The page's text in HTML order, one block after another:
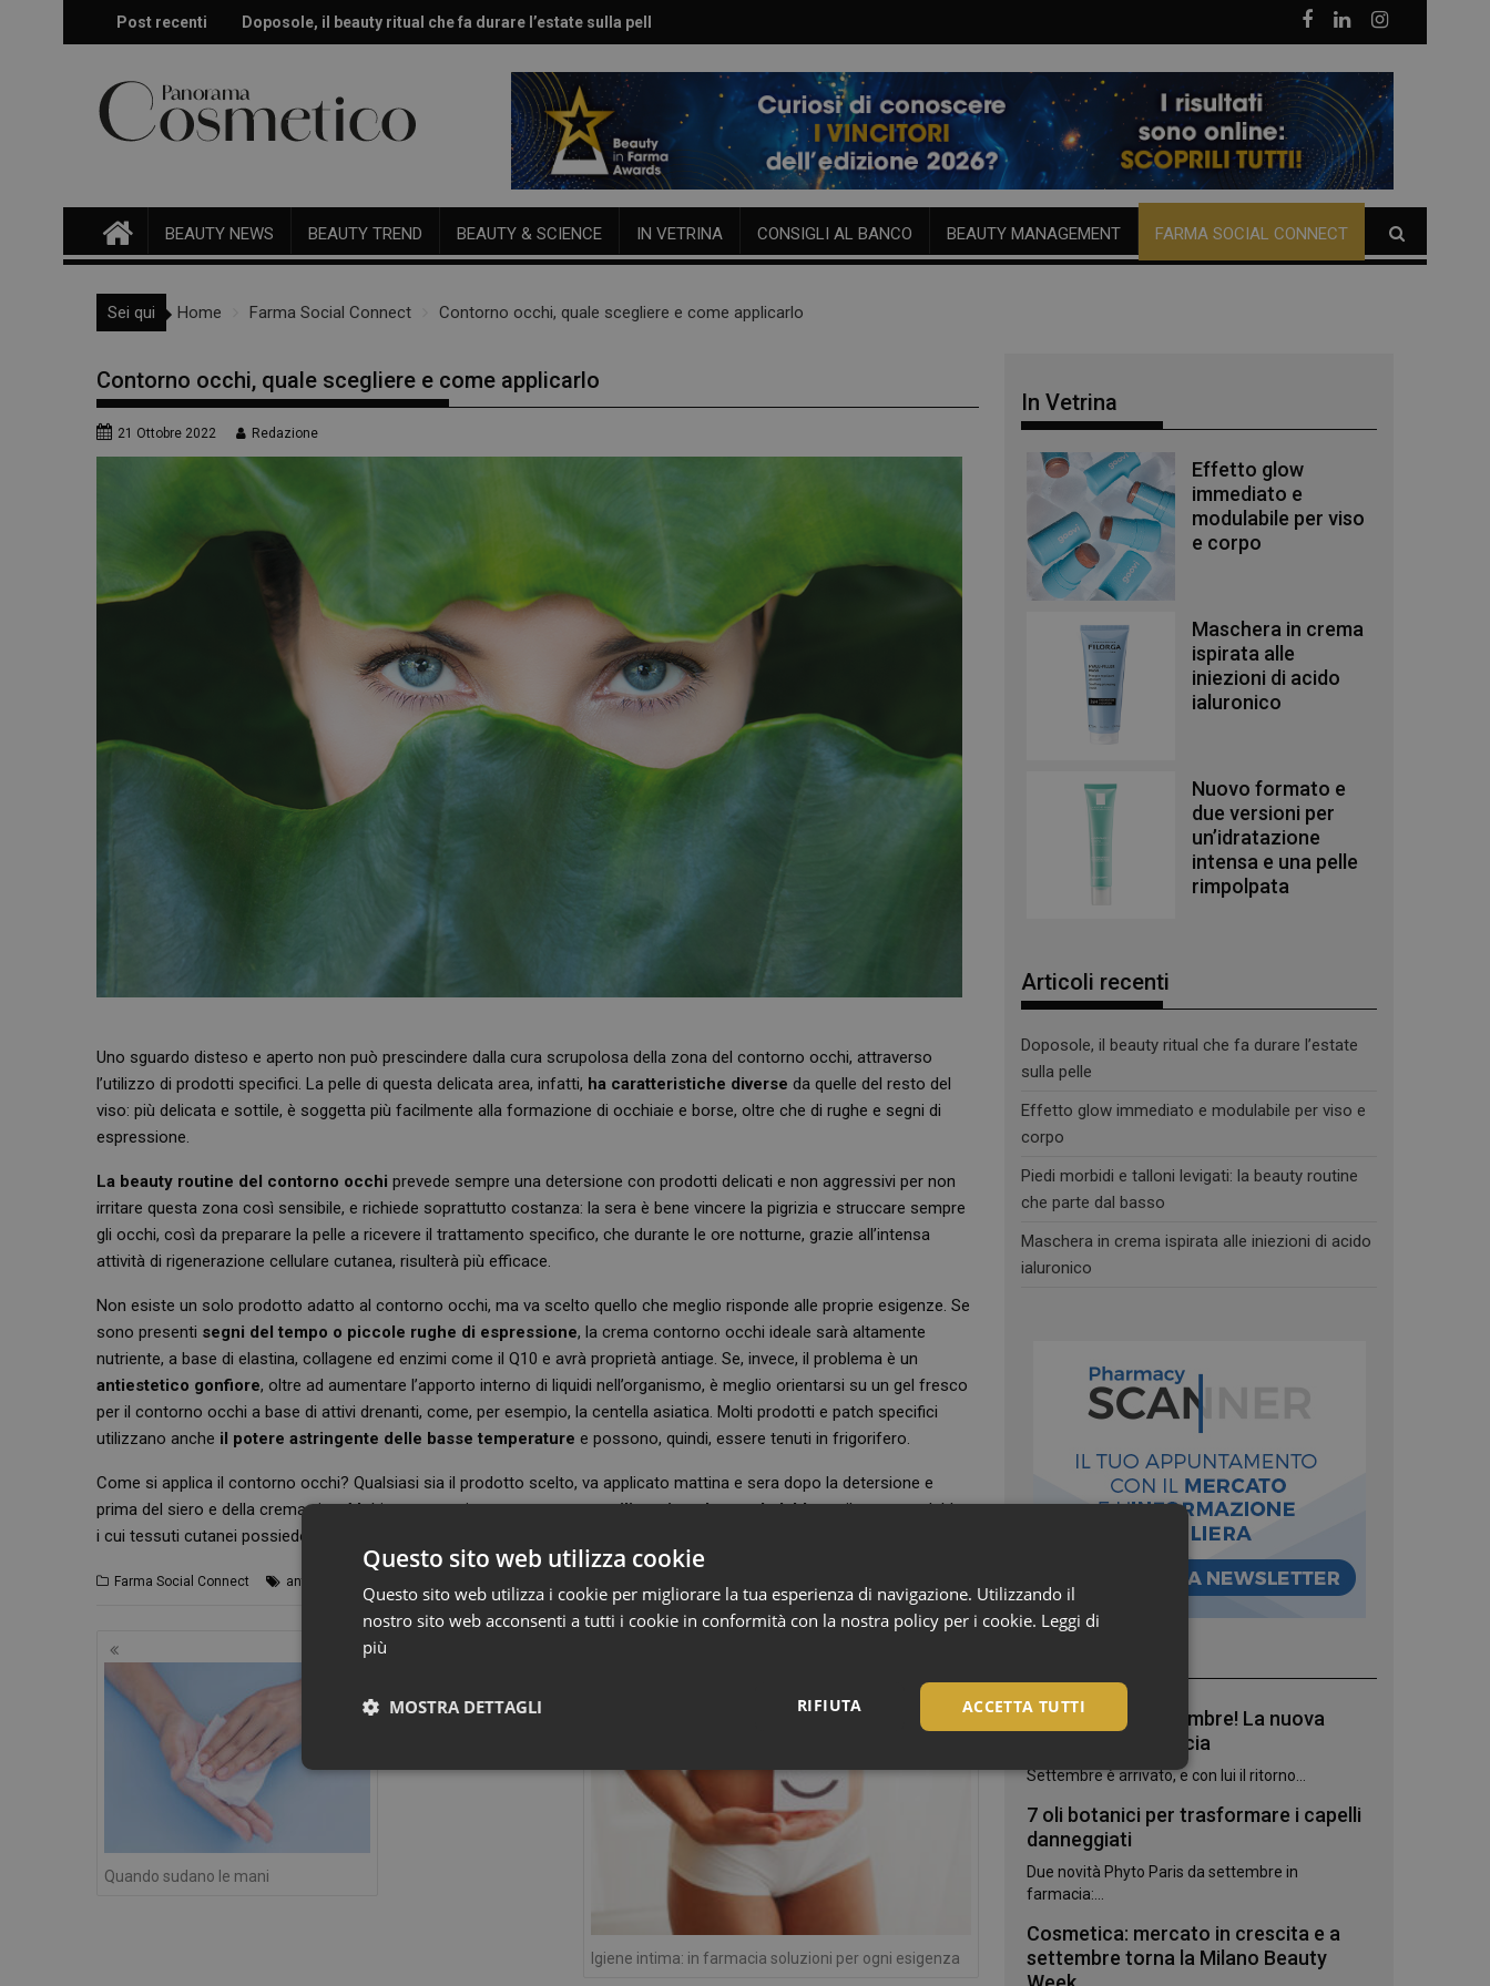
Post recenti Doposole, il beauty ritual che fa durare l’estate sulla pelle
Effetto glow immediato e modulabile per viso e corpo
BEAUTY NEWS BEAUTY TREND BEAUTY & SCIENCE IN VETRINA CONSIGLI AL BANCO BEAUTY MANAGEMENT FARMA SOCIAL CONNECT
Sei qui Home Farma Social Connect Contorno occhi, quale scegliere e come applicarlo
Contorno occhi, quale scegliere e come applicarlo
21 Ottobre 2022 Redazione
Uno sguardo disteso e aperto non può prescindere dalla cura scrupolosa della zona del contorno occhi, attraverso
l’utilizzo di prodotti specifici. La pelle di questa delicata area, infatti, ha caratteristiche diverse da quelle del resto del
viso: più delicata e sottile, è soggetta più facilmente alla formazione di occhiaie e borse, oltre che di rughe e segni di
espressione.
La beauty routine del contorno occhi prevede sempre una detersione con prodotti delicati e non aggressivi per non
irritare questa zona così sensibile, e richiede soprattutto costanza: la sera è bene vincere la pigrizia e struccare sempre
gli occhi, così da preparare la pelle a ricevere il trattamento specifico, che durante le ore notturne, grazie all’intensa
attività di rigenerazione cellulare cutanea, risulterà più efficace.
Non esiste un solo prodotto adatto al contorno occhi, ma va scelto quello che meglio risponde alle proprie esigenze. Se
sono presenti segni del tempo o piccole rughe di espressione, la crema contorno occhi ideale sarà altamente
nutriente, a base di elastina, collagene ed enzimi come il Q10 e avrà proprietà antiage. Se, invece, il problema è un
antiestetico gonfiore, oltre ad aumentare l’apporto interno di liquidi nell’organismo, è meglio orientarsi su un gel fresco
per il contorno occhi a base di attivi drenanti, come, per esempio, la centella asiatica. Molti prodotti e patch specifici
utilizzano anche il potere astringente delle basse temperature e possono, quindi, essere tenuti in frigorifero.
Come si applica il contorno occhi? Qualsiasi sia il prodotto scelto, va applicato mattina e sera dopo la detersione e
prima del siero e della crema viso. Molti trattamentipossono essere utilizzati anche per le labbrae il contorno labbra,
i cui tessuti cutanei possiedono caratteristiche simili a quelli del contorno occhi.
Farma Social Connect antietà
Navigazione
articoli
Quando sudano le mani
Igiene intima: in farmacia soluzioni per ogni esigenza
In Vetrina
Effetto glow
immediato e
modulabile per viso
e corpo
Maschera in crema
ispirata alle
iniezioni di acido
ialuronico
Nuovo formato e
due versioni per
un’idratazione
intensa e una pelle
rimpolpata
Articoli recenti
Doposole, il beauty ritual che fa durare l’estate
sulla pelle
Effetto glow immediato e modulabile per viso e
corpo
Piedi morbidi e talloni levigati: la beauty routine
che parte dal basso
Maschera in crema ispirata alle iniezioni di acido
ialuronico
Bentornato, settembre! La nuova
stagione in farmacia
Settembre è arrivato, e con lui il ritorno...
7 oli botanici per trasformare i capelli
danneggiati
Due novità Phyto Paris da settembre in
farmacia:...
Cosmetica: mercato in crescita e a
settembre torna la Milano Beauty
Questo sito web utilizza cookie
Questo sito web utilizza i cookie per migliorare la tua esperienza di navigazione. Utilizzando il
nostro sito web acconsenti a tutti i cookie in conformità con la nostra policy per i cookie. Leggi di
più
ACCETTA TUTTI
RIFIUTA
MOSTRA DETTAGLI
Necessari
I cookie necessari contribuiscono a rendere fruibile il sito web abilitandone funzionalità di base quali la navigazione sulle pagine